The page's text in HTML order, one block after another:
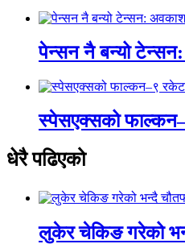
पेन्सन नै बन्यो टेन्सन:
स्पेसएक्सको
धेरै पढिएको
लुकेर चेकिङ गरेको